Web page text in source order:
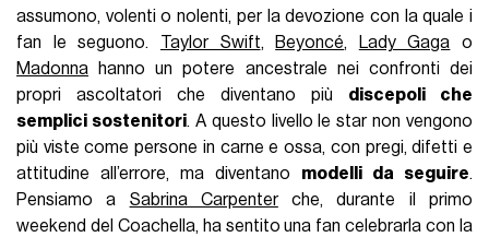
assumono, volenti o nolenti, per la devozione con la quale i
fan le seguono. Taylor Swift, Beyoncé, Lady Gaga o
Madonna hanno un potere ancestrale nei confronti dei
propri ascoltatori che diventano più discepoli che
semplici sostenitori. A questo livello le star non vengono
più viste come persone in carne e ossa, con pregi, difetti e
attitudine all’errore, ma diventano modelli da seguire.
Pensiamo a Sabrina Carpenterche, durante il primo
weekend del Coachella, ha sentito una fan celebrarla con la